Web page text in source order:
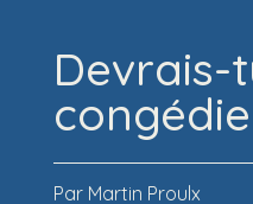
Devrais-
Par Martin Proulx